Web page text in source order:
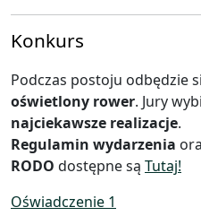
Konkurs
Podczas postoju odbędzie
oświetlony rower. Jury
najciekawsze realizacje.
Regulamin wydarzenia
RODO dostępne są Tutaj!
Oświadczenie 1